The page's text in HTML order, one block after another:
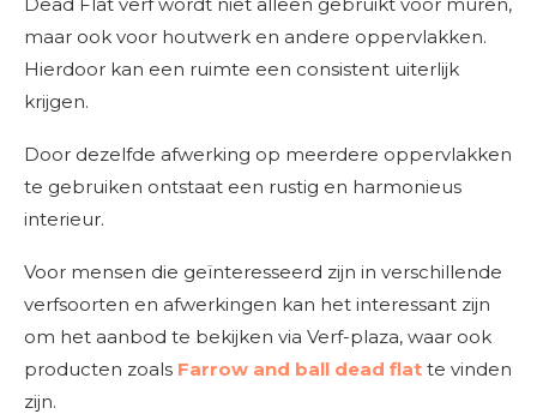
maar ook voor houtwerk en andere oppervlakken.
Hierdoor kan een ruimte een consistent uiterlijk
krijgen.
Door dezelfde afwerking op meerdere oppervlakken
te gebruiken ontstaat een rustig en harmonieus
interieur.
Voor mensen die geïnteresseerd zijn in verschillende
verfsoorten en afwerkingen kan het interessant zijn
om het aanbod te bekijken via Verf-plaza, waar ook
producten zoals Farrow and ball dead flat te vinden
zijn.